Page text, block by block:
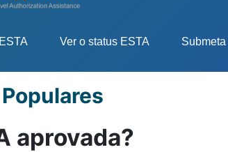
Ver o status ESTA
aprovada?